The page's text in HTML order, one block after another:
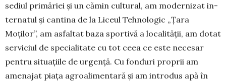
sediul primă­ri­ei și un cămin cultural, am modernizat in­
ter­natul și cantina de la Liceul Tehnologic „Ța­ra
Moților”, am asfal­tat baza sportivă a localității, am dotat
ser­viciul de specialitate cu tot ceea ce este necesar
pentru situațiile de ur­gență. Cu fonduri proprii am
amenajat pia­ța agroalimentară și am introdus apă în